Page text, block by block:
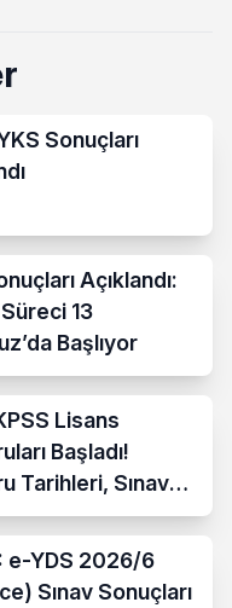
Sonuçları
Açıklandı:
13
Başlıyor
Lisans
Başladı!
Tarihleri, Sınav
ve Tüm Detaylar
e-YDS 2026/6
Sınav Sonuçları